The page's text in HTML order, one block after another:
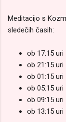
Meditacijo s
sledečih časih:
ob 17:15 uri
ob 21:15 uri
ob 01:15 uri
ob 05:15 uri
ob 09:15 uri
ob 13:15 uri